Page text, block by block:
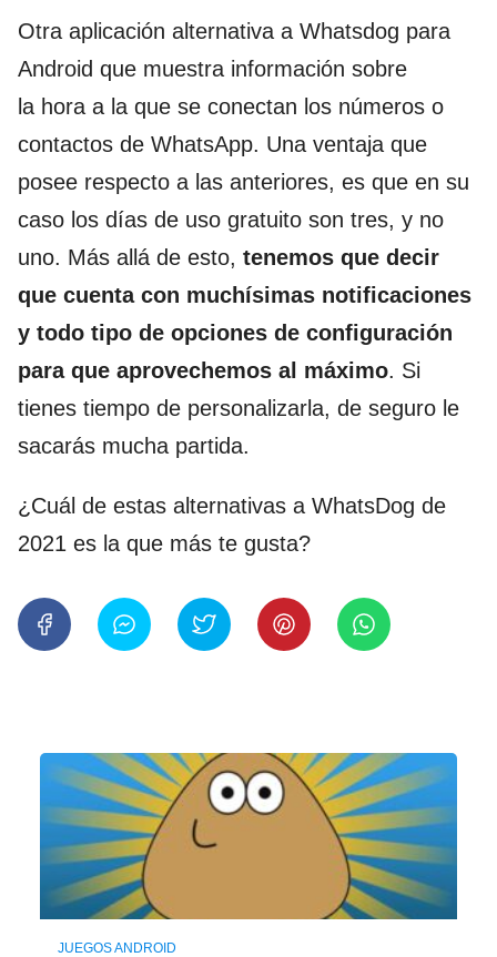
Otra aplicación alternativa a Whatsdog para
Android que muestra información sobre
la hora a la que se conectan los números o
contactos de WhatsApp. Una ventaja que
posee respecto a las anteriores, es que en su
caso los días de uso gratuito son tres, y no
uno. Más allá de esto, tenemos que decir
que cuenta con muchísimas notificaciones
y todo tipo de opciones de configuración
para que aprovechemos al máximo. Si
tienes tiempo de personalizarla, de seguro le
sacarás mucha partida.
¿Cuál de estas alternativas a WhatsDog de
2021 es la que más te gusta?
JUEGOS ANDROID